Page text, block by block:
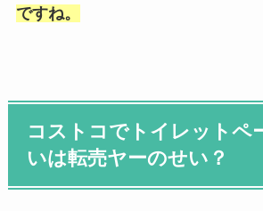
ですね。
コストコでトイレットペ
いは転売ヤーのせい？